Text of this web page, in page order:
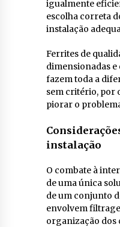
igualmente
escolha correta
instalação
Ferrites de
dimensionadas
fazem toda a
sem critério, por
piorar o
instalação
O combate à
de uma única
de um conjunto
envolvem
organização dos